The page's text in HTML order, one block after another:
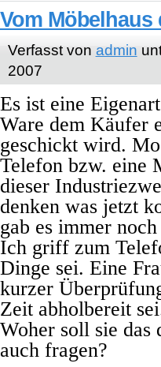
Vom Möbelhaus
Verfasst von admin
2007
Es ist eine
Ware dem Käufer
geschickt wird.
Telefon bzw. eine
dieser
denken was jetzt
gab es immer
Ich griff zum
Dinge sei. Eine
kurzer
Zeit abholbereit
Woher soll sie
auch fragen?